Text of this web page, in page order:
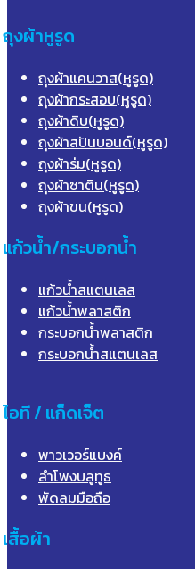
ถุงผ้าหูรูด
ถุงผ้าแคนวาส(หูรูด)
ถุงผ้ากระสอบ(หูรูด)
ถุงผ้าดิบ(หูรูด)
ถุงผ้าสปันบอนด์(หูรูด)
ถุงผ้าร่ม(หูรูด)
ถุงผ้าซาติน(หูรูด)
ถุงผ้าขน(หูรูด)
แก้วน้ำ/กระบอกน้ำ
แก้วน้ำสแตนเลส
แก้วน้ำพลาสติก
กระบอกน้ำพลาสติก
กระบอกน้ำสแตนเลส
ไอที / แก็ดเจ็ต
พาวเวอร์แบงค์
ลำโพงบลูทูธ
พัดลมมือถือ
เสื้อผ้า